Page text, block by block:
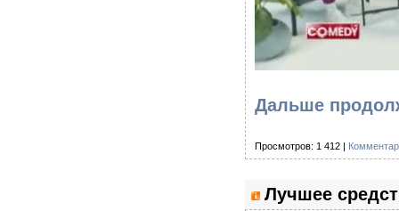
Дальше
Просмотров: 1 412 |
Лучшее